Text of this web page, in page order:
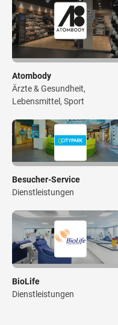
Atombody
Ärzte & Gesundheit,
Lebensmittel, Sport
Besucher-Service
Dienstleistungen
BioLife
Dienstleistungen